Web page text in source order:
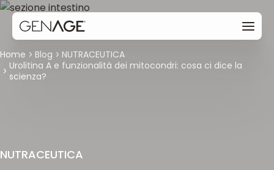
Home Blog
NUTRACEUTICA
Urolitina A e funzionalità dei mitocondri: cosa ci dice la
scienza?
NUTRACEUTICA